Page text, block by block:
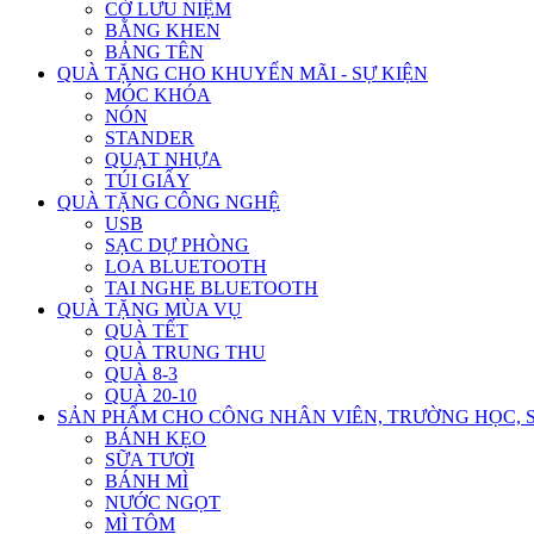
CỜ LƯU NIỆM
BẰNG KHEN
BẢNG TÊN
QUÀ TẶNG CHO KHUYẾN MÃI - SỰ KIỆN
MÓC KHÓA
NÓN
STANDER
QUẠT NHỰA
TÚI GIẤY
QUÀ TẶNG CÔNG NGHỆ
USB
SẠC DỰ PHÒNG
LOA BLUETOOTH
TAI NGHE BLUETOOTH
QUÀ TẶNG MÙA VỤ
QUÀ TẾT
QUÀ TRUNG THU
QUÀ 8-3
QUÀ 20-10
SẢN PHẨM CHO CÔNG NHÂN VIÊN, TRƯỜNG HỌC,
BÁNH KẸO
SỮA TƯƠI
BÁNH MÌ
NƯỚC NGỌT
MÌ TÔM